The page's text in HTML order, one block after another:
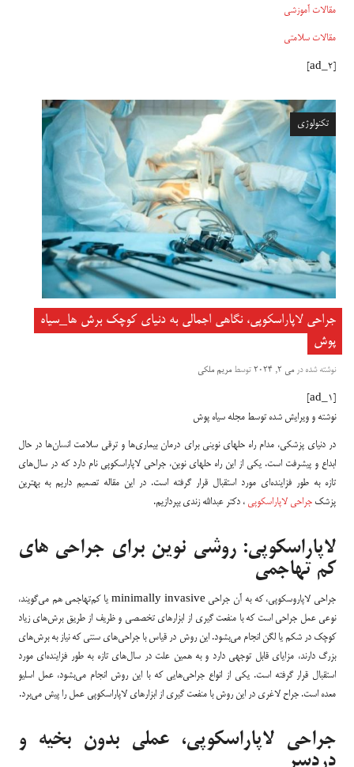
مقالات آموزشی
مقالات سلامتی
تکنولوژی
جراحی لاپاراسکوپی، نگاهی اجمالی به دنیای کوچک برش ها_سیاه
پوش
نوشته شده درمی 2, 2024 توسطمریم ملکی
نوشته و ویرایش شده توسط مجله سیاه پوش
در دنیای پزشکی، مدام راه حلهای نوینی برای درمان بیماری‌ها و ترقی سلامت انسان‌ها در حال
ابداع و پیشرفت است. یکی از این راه حلهای نوین، جراحی لاپاراسکوپی نام دارد که در سال‌های
تازه به طور فزاینده‌ای مورد استقبال قرار گرفته است. در این مقاله تصمیم داریم به بهترین
پزشک جراحی لاپاراسکوپی ، دکتر عبدالله زندی بپردازیم.
لاپاراسکوپی: روشی نوین برای جراحی های
کم تهاجمی
جراحی لاپاروسکوپی، که به آن جراحی minimally invasive یا کم‌تهاجمی هم می‌گویند،
نوعی عمل جراحی است که با منفعت گیری از ابزارهای تخصصی و ظریف از طریق برش‌های زیاد
کوچک در شکم یا لگن انجام می‌بشود. این روش در قیاس با جراحی‌های سنتی که نیاز به برش‌های
بزرگ دارند، مزایای قابل توجهی دارد و به همین علت در سال‌های تازه به طور فزاینده‌ای مورد
استقبال قرار گرفته است. یکی از انواع جراحی‌هایی که با این روش انجام می‌بشود، عمل اسلیو
معده است. جراح لاغری در این روش با منفعت گیری از ابزارهای لاپاراسکوپی عمل را پیش می‌برد.
جراحی لاپاراسکوپی، عملی بدون بخیه و
دردسر